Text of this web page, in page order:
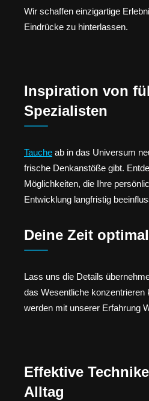
Wir schaffen einzigartige
Eindrücke zu hinterlassen.
Inspiration von
Spezialisten
Tauche ab in das Universum
frische Denkanstöße gibt.
Möglichkeiten, die Ihre
Entwicklung langfristig
Deine Zeit
Lass uns die Details
das Wesentliche konzentrieren
werden mit unserer Erfahrung
Effektive
Alltag